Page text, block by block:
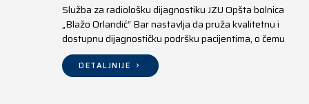
Služba za radiološku dijagnostiku JZU Opšta bolnica
„Blažo Orlandić“ Bar nastavlja da pruža kvalitetnu i
dostupnu dijagnostičku podršku pacijentima, o čemu
svjedoče i rezultati ostvareni u periodu od 1. januara
do 17. juna 2026. godine.
DETALJNIJE